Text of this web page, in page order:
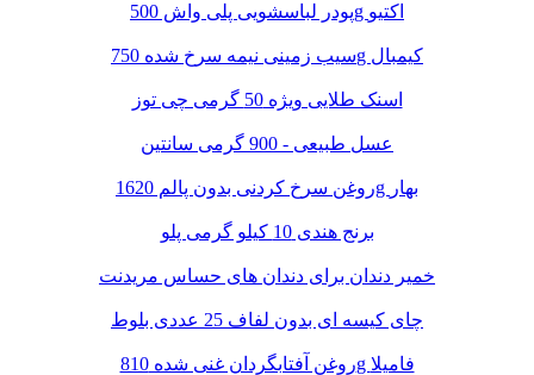
پودر لباسشویی پلی واش 500g اکتیو
سیب زمینی نیمه سرخ شده 750g کیمبال
اسنک طلایی ویژه 50 گرمی چی توز
عسل طبیعی - 900 گرمی سانتین
روغن سرخ کردنی بدون پالم 1620g بهار
برنج هندی 10 کیلو گرمی پلو
خمیر دندان برای دندان های حساس مریدنت
چای کیسه ای بدون لفاف 25 عددی بلوط
روغن آفتابگردان غنی شده 810g فامیلا